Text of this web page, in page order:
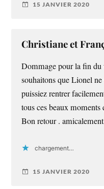
15 JANVIER 2020
Christiane et
Dommage pour la fin du
souhaitons que Lionel
puissiez rentrer
tous ces beaux moments
Bon retour .
chargement…
15 JANVIER 2020